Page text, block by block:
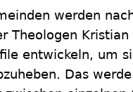
werden
Theologen Kristian
entwickeln, um
Das